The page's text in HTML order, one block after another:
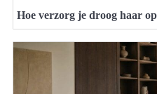
Hoe verzorg je droog haar